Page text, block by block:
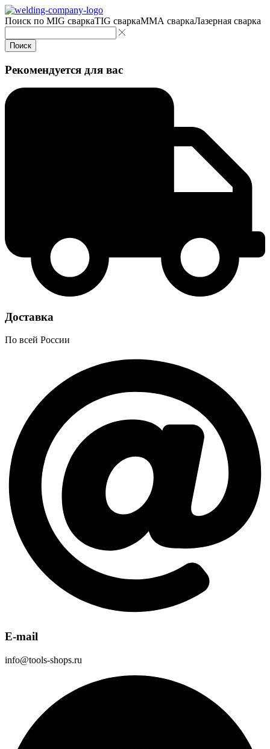
Поиск по MIG сваркаTIG сваркаMMA сваркаЛазерная сварка
Поиск
Рекомендуется для вас
Доставка
По всей России
E-mail
info@tools-shops.ru